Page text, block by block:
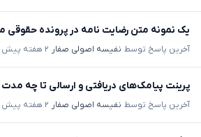
یک نمونه متن رضایت نامه در پرونده حقوقی
آخرین پاسخ توسط نفیسه اصولی صفار ۲ هفته پیش
پرینت پیامک‌های دریافتی و ارسالی تا چه
آخرین پاسخ توسط نفیسه اصولی صفار ۲ هفته پیش